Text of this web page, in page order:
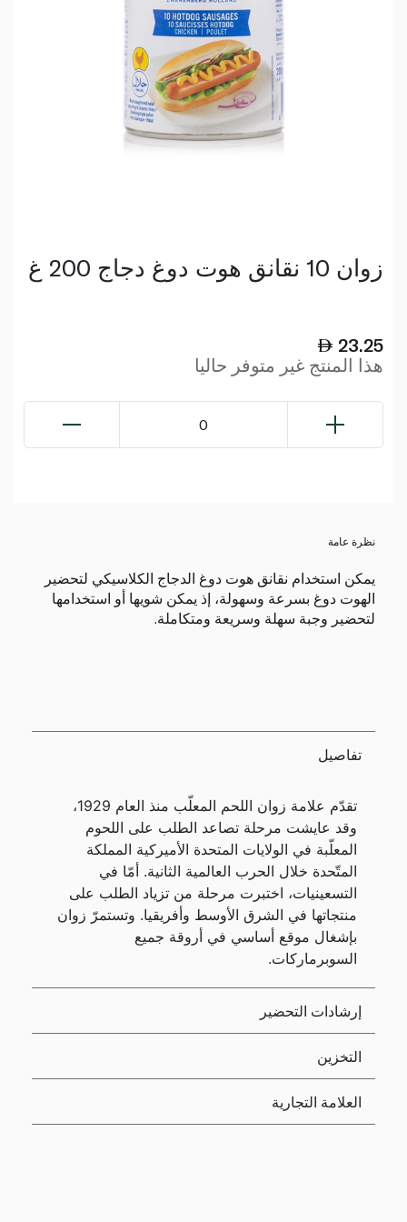
زوان 10 نقانق هوت دوغ دجاج 200 غ
23.25
هذا المنتج غير متوفر حاليا
0
نظرة عامة
يمكن استخدام نقانق هوت دوغ الدجاج الكلاسيكي لتحضير
الهوت دوغ بسرعة وسهولة، إذ يمكن شويها أو استخدامها
لتحضير وجبة سهلة وسريعة ومتكاملة.
تفاصيل
تقدّم علامة زوان اللحم المعلّب منذ العام 1929،
وقد عايشت مرحلة تصاعد الطلب على اللحوم
المعلّبة في الولايات المتحدة الأميركية المملكة
المتّحدة خلال الحرب العالمية الثانية. أمّا في
التسعينيات، اختبرت مرحلة من تزياد الطلب على
منتجاتها في الشرق الأوسط وأفريقيا. وتستمرّ زوان
بإشغال موقع أساسي في أروقة جميع
السوبرماركات.
إرشادات التحضير
التخزين
العلامة التجارية